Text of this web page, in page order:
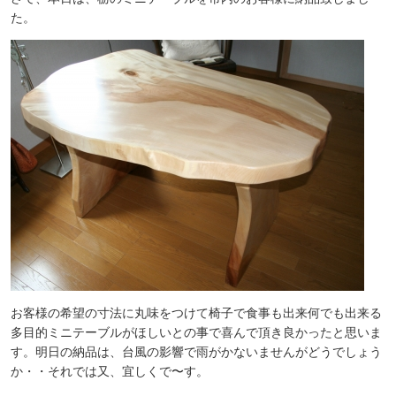
た。
お客様の希望の寸法に丸味をつけて椅子で食事も出来何でも出来る
多目的ミニテーブルがほしいとの事で喜んで頂き良かったと思いま
す。明日の納品は、台風の影響で雨がかないませんがどうでしょう
か・・それでは又、宜しくで〜す。